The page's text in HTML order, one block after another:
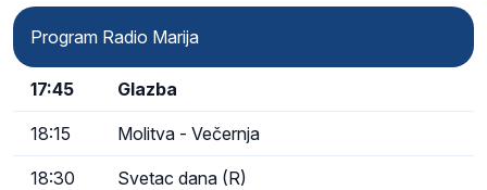
Program Radio Marija
17:45 Glazba
18:15 Molitva - Večernja
18:30 Svetac dana (R)